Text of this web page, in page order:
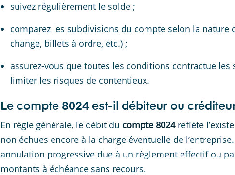
suivez régulièrement le solde ;
comparez les subdivisions du compte selon la nature
change, billets à ordre, etc.) ;
assurez-vous que toutes les conditions
limiter les risques de contentieux.
Le compte 8024 est-il débiteur ou
En règle générale, le débit du compte 8024reflète
non échues encore à la charge éventuelle de
annulation progressive due à un règlement effectif ou
montants à échéance sans recours.